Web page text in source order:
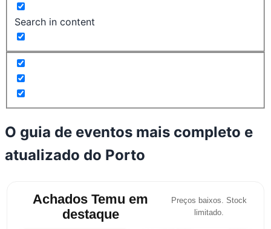
Search in content
O guia de eventos mais completo e
atualizado do Porto
Achados Temu em
destaque
Preços baixos. Stock
limitado.